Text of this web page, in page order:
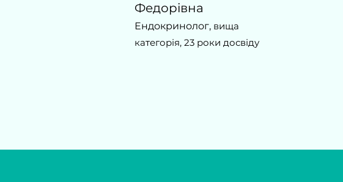
Федорівна
Ендокринолог, вища
категорія, 23 роки досвіду